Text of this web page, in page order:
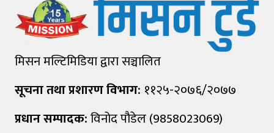
मिसन मल्टिमिडिया द्वारा सञ्चालित
सूचना तथा प्रशारण विभाग: ११२५-२०७६/२०७७
प्रधान सम्पादक:विनोद पौडेल (9858023069)